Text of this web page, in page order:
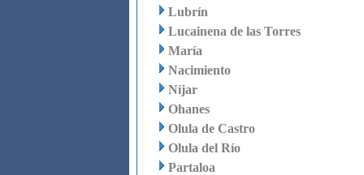
Lubrín
Lucainena de las Torres
María
Nacimiento
Níjar
Ohanes
Olula de Castro
Olula del Río
Partaloa